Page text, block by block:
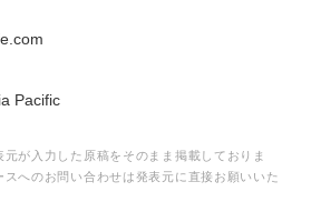
Pacific
が入力した原稿をそのまま掲載しておりま
へのお問い合わせは発表元に直接お願いいた